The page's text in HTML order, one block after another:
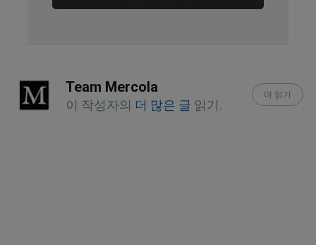
Biological Psychiatry, 1 August 2003,
JAMA Psychiatry. 2023;80(7):690-699
Team Mercola
이 작성자의 더 많은 글 읽기.
더 읽기